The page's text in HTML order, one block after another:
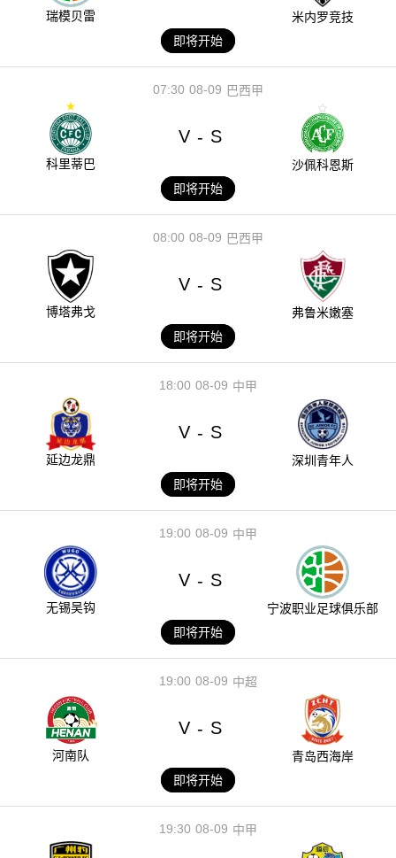
瑞模贝雷
米内罗竞技
即将开始
08-09
07:30 巴西甲
科里蒂巴
V - S
沙佩科恩斯
即将开始
08-09
08:00 巴西甲
博塔弗戈
V - S
弗鲁米嫩塞
即将开始
08-09
18:00 中甲
延边龙鼎
V - S
深圳青年人
即将开始
08-09
19:00 中甲
无锡吴钩
V - S
宁波职业足球俱乐部
即将开始
08-09
19:00 中超
河南队
V - S
青岛西海岸
即将开始
08-09
19:30 中甲